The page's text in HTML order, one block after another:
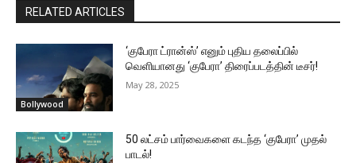
RELATED ARTICLES
Bollywood
‘குபேரா ட்ரான்ஸ்’ எனும் புதிய தலைப்பில்
வெளியானது ‘குபேரா’ திரைப்படத்தின் டீசர்!
May 28, 2025
50 லட்சம் பார்வைகளை கடந்த ‘குபேரா’ முதல்
பாடல்!